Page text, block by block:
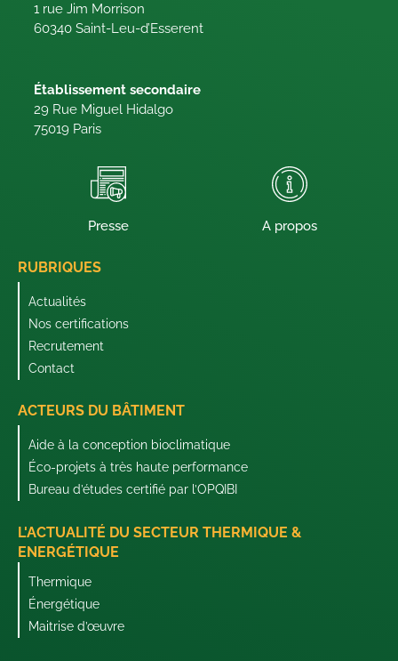
1 rue Jim Morrison
60340 Saint-Leu-d’Esserent
Établissement secondaire
29 Rue Miguel Hidalgo
75019 Paris
Presse A propos
RUBRIQUES
Actualités
Nos certifications
Recrutement
Contact
ACTEURS DU BÂTIMENT
Aide à la conception bioclimatique
Éco-projets à très haute performance
Bureau d’études certifié par l’OPQIBI
L'ACTUALITÉ DU SECTEUR THERMIQUE &
ENERGÉTIQUE
Thermique
Énergétique
Maitrise d’œuvre